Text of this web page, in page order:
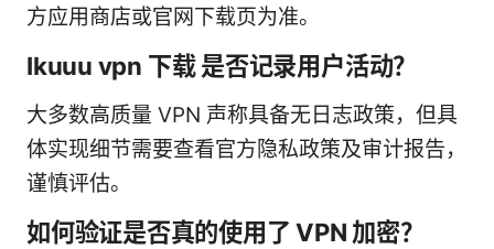
方应用商店或官网下载页为准。
Ikuuu vpn 下载 是否记录用户活动？
大多数高质量 VPN 声称具备无日志政策，但具
体实现细节需要查看官方隐私政策及审计报告，
谨慎评估。
如何验证是否真的使用了 VPN 加密？